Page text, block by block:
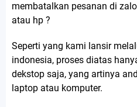
membatalkan pesanan di
atau hp ?
Seperti yang kami lansir
indonesia, proses diatas
dekstop saja, yang artinya
laptop atau komputer.